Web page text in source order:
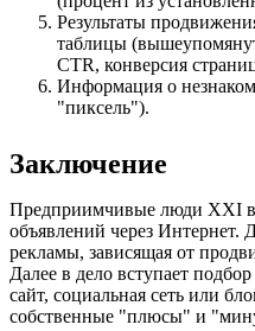
Результаты
таблицы
CTR, конверсия
Информация о
"пиксель").
Заключение
Предприимчивые люди XXI
объявлений через Интернет.
рекламы, зависящая от
Далее в дело вступает
сайт, социальная сеть или
собственные "плюсы" и